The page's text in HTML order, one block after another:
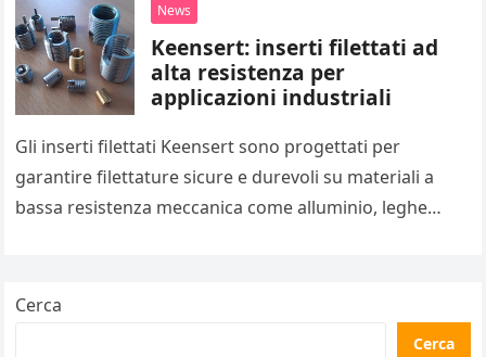
News
Keensert: inserti filettati ad
alta resistenza per
applicazioni industriali
Gli inserti filettati Keensert sono progettati per
garantire filettature sicure e durevoli su materiali a
bassa resistenza meccanica come alluminio, leghe
Cerca
Cerca